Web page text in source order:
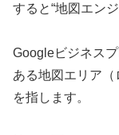
すると“地図エンジ
Googleビジネス
ある地図エリア
を指します。